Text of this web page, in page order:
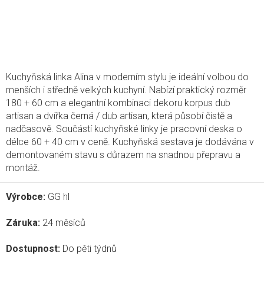
Kuchyňská linka Alina v moderním stylu je ideální volbou do
menších i středně velkých kuchyní. Nabízí praktický rozměr
180 + 60 cm a elegantní kombinaci dekoru korpus dub
artisan a dvířka černá / dub artisan, která působí čistě a
nadčasově. Součástí kuchyňské linky je pracovní deska o
délce 60 + 40 cm v ceně. Kuchyňská sestava je dodávána v
demontovaném stavu s důrazem na snadnou přepravu a
montáž.
Výrobce: GG hl
Záruka: 24 měsíců
Dostupnost: Do pěti týdnů